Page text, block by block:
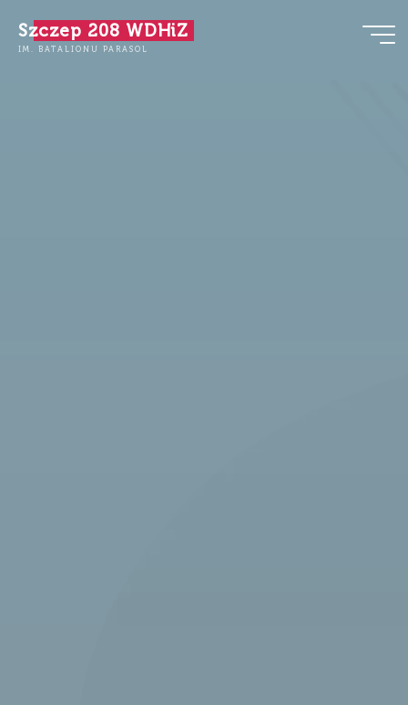
treści
Szczep 208 WDHiZ
IM. BATALIONU PARASOL